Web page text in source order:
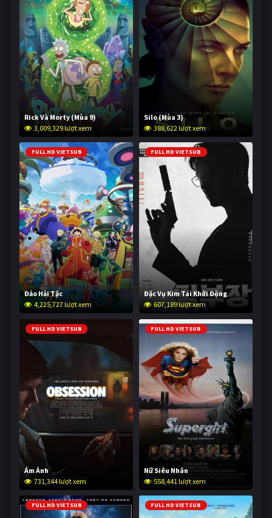
Rick Và Morty (Mùa 9)
3,009,329 lượt xem
Silo (Mùa 3)
388,622 lượt xem
FULL HD VIETSUB
Đảo Hải Tặc
4,225,727 lượt xem
FULL HD VIETSUB
Đặc Vụ Kim Tái Khởi Động
607,189 lượt xem
FULL HD VIETSUB
Ám Ảnh
731,344 lượt xem
FULL HD VIETSUB
Nữ Siêu Nhân
558,441 lượt xem
FULL HD VIETSUB FULL HD VIETSUB